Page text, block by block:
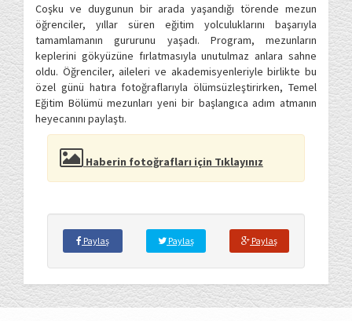
Coşku ve duygunun bir arada yaşandığı törende mezun
öğrenciler, yıllar süren eğitim yolculuklarını başarıyla
tamamlamanın gururunu yaşadı. Program, mezunların
keplerini gökyüzüne fırlatmasıyla unutulmaz anlara sahne
oldu. Öğrenciler, aileleri ve akademisyenleriyle birlikte bu
özel günü hatıra fotoğraflarıyla ölümsüzleştirirken, Temel
Eğitim Bölümü mezunları yeni bir başlangıca adım atmanın
heyecanını paylaştı.
Haberin fotoğrafları için Tıklayınız
Paylaş Paylaş Paylaş